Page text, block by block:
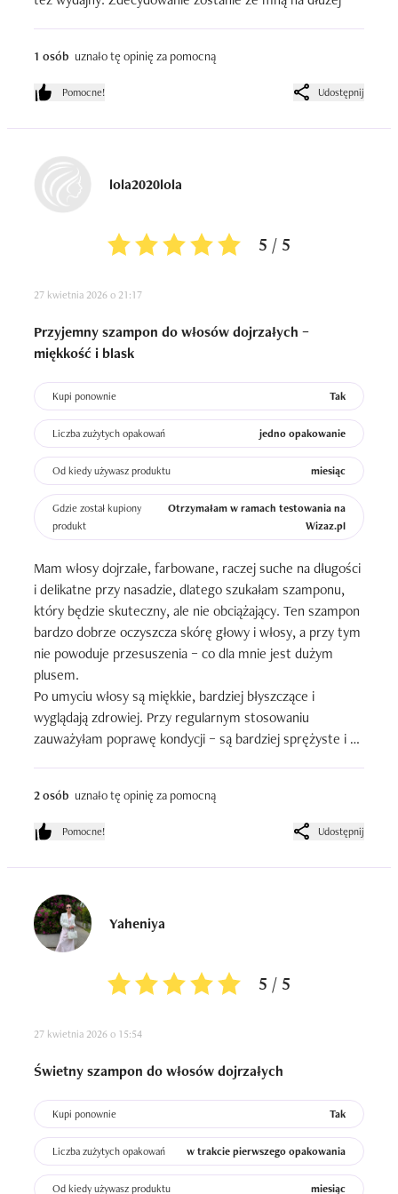
1 osób uznało tę opinię za pomocną
Pomocne! Udostępnij
lola2020lola
5 / 5
27 kwietnia 2026 o 21:17
Przyjemny szampon do włosów dojrzałych –
miękkość i blask
Kupi ponownie Tak
Liczba zużytych opakowań jedno opakowanie
Od kiedy używasz produktu miesiąc
Gdzie został kupiony
produkt
Otrzymałam w ramach testowania na
Wizaz.pl
Mam włosy dojrzałe, farbowane, raczej suche na długości
i delikatne przy nasadzie, dlatego szukałam szamponu,
który będzie skuteczny, ale nie obciążający. Ten szampon
bardzo dobrze oczyszcza skórę głowy i włosy, a przy tym
nie powoduje przesuszenia – co dla mnie jest dużym
plusem.
Po umyciu włosy są miękkie, bardziej błyszczące i
wyglądają zdrowiej. Przy regularnym stosowaniu
zauważyłam poprawę kondycji – są bardziej sprężyste i
Szampon dobrze się pieni, ma przyjemny, delikatny
zapach i jest wydajny. Jeśli chodzi o ograniczenie
wypadania – efekt jest raczej subtelny, ale ogólne
wzmocnienie włosów jest zauważalne.
dojrzałych i farbowanych – bez efektu „wow”, ale solidnie
poprawiający wygląd włosów.
2 osób uznało tę opinię za pomocną
Pomocne! Udostępnij
Yaheniya
5 / 5
27 kwietnia 2026 o 15:54
Świetny szampon do włosów dojrzałych
Kupi ponownie Tak
Liczba zużytych opakowań w trakcie pierwszego opakowania
Od kiedy używasz produktu miesiąc